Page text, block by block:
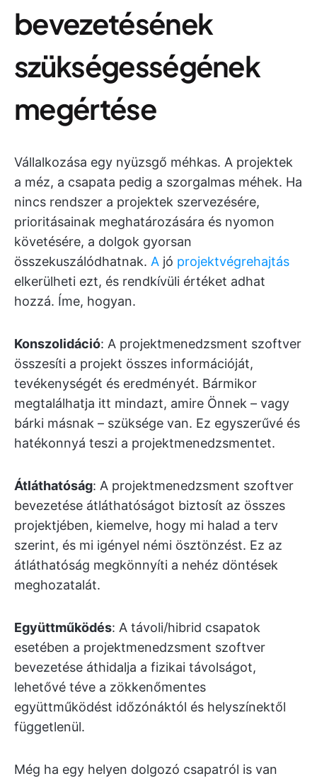
bevezetésének
szükségességének
megértése
Vállalkozása egy nyüzsgő méhkas. A projektek
a méz, a csapata pedig a szorgalmas méhek. Ha
nincs rendszer a projektek szervezésére,
prioritásainak meghatározására és nyomon
követésére, a dolgok gyorsan
összekuszálódhatnak. A jó projektvégrehajtás
elkerülheti ezt, és rendkívüli értéket adhat
hozzá. Íme, hogyan.
Konszolidáció: A projektmenedzsment szoftver
összesíti a projekt összes információját,
tevékenységét és eredményét. Bármikor
megtalálhatja itt mindazt, amire Önnek – vagy
bárki másnak – szüksége van. Ez egyszerűvé és
hatékonnyá teszi a projektmenedzsmentet.
Átláthatóság: A projektmenedzsment szoftver
bevezetése átláthatóságot biztosít az összes
projektjében, kiemelve, hogy mi halad a terv
szerint, és mi igényel némi ösztönzést. Ez az
átláthatóság megkönnyíti a nehéz döntések
meghozatalát.
Együttműködés: A távoli/hibrid csapatok
esetében a projektmenedzsment szoftver
bevezetése áthidalja a fizikai távolságot,
lehetővé téve a zökkenőmentes
együttműködést időzónáktól és helyszínektől
függetlenül.
Még ha egy helyen dolgozó csapatról is van